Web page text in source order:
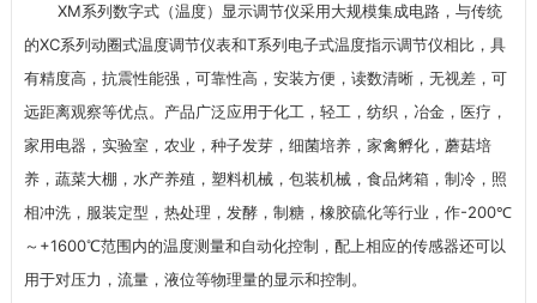
XM系列数字式（温度）显示调节仪采用大规模集成电路，与传统
的XC系列动圈式温度调节仪表和T系列电子式温度指示调节仪相比，具
有精度高，抗震性能强，可靠性高，安装方便，读数清晰，无视差，可
远距离观察等优点。产品广泛应用于化工，轻工，纺织，冶金，医疗，
家用电器，实验室，农业，种子发芽，细菌培养，家禽孵化，蘑菇培
养，蔬菜大棚，水产养殖，塑料机械，包装机械，食品烤箱，制冷，照
相冲洗，服装定型，热处理，发酵，制糖，橡胶硫化等行业，作-200℃
～ +1600℃范围内的温度测量和自动化控制，配上相应的传感器还可以
用于对压力，流量，液位等物理量的显示和控制。